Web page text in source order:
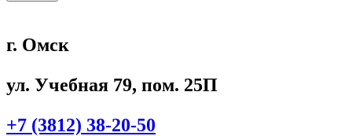
г. Омск
ул. Учебная 79, пом. 25П
+7 (3812) 38-20-50